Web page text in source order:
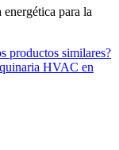
para la
productos similares?
HVAC en